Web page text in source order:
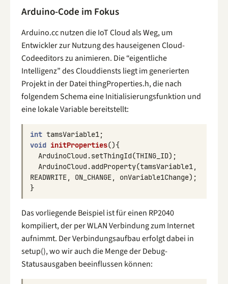
Arduino-Code im Fokus
Arduino.cc nutzen die IoT Cloud als Weg, um
Entwickler zur Nutzung des hauseigenen Cloud-
Codeeditors zu animieren. Die “eigentliche
Intelligenz” des Clouddiensts liegt im generierten
Projekt in der Datei thingProperties.h, die nach
folgendem Schema eine Initialisierungsfunktion und
eine lokale Variable bereitstellt:
int tamsVariable1;
void initProperties(){
ArduinoCloud.setThingId(THING_ID);
ArduinoCloud.addProperty(tamsVariable1,
READWRITE, ON_CHANGE, onVariable1Change);
}
Das vorliegende Beispiel ist für einen RP2040
kompiliert, der per WLAN Verbindung zum Internet
aufnimmt. Der Verbindungsaufbau erfolgt dabei in
setup(), wo wir auch die Menge der Debug-
Statusausgaben beeinflussen können: